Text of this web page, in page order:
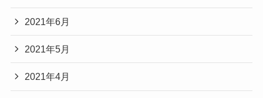
2021年6月
2021年5月
2021年4月